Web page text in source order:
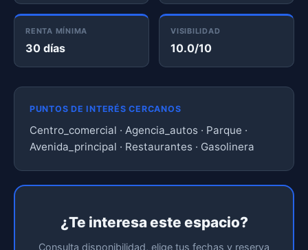
RENTA MÍNIMA
30 días
VISIBILIDAD
10.0/10
PUNTOS DE INTERÉS CERCANOS
Centro_comercial · Agencia_autos · Parque ·
Avenida_principal · Restaurantes · Gasolinera
¿Te interesa este espacio?
Consulta disponibilidad, elige tus fechas y reserva